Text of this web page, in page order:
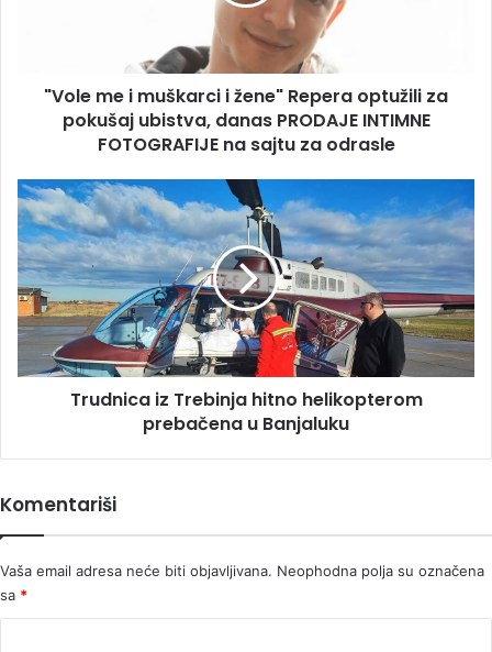
pokušaj
ubistva,
INTIMNE
FOTOGRAFIJE
na
sajtu
za
odrasle
"Vole me i muškarci i žene" Repera optužili za
pokušaj ubistva, danas PRODAJE INTIMNE
FOTOGRAFIJE na sajtu za odrasle
Trudnica
iz
Trebinja
hitno
helikopterom
prebačena
u
Banjaluku
Trudnica iz Trebinja hitno helikopterom
prebačena u Banjaluku
Komentariši
Vaša email adresa neće biti objavljivana. Neophodna polja su označena
sa *